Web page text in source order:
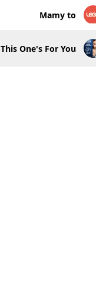
Mamy to
This One's For You